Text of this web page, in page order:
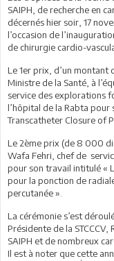
SAIPH, de recherche en
décernés hier soir, 17
l’occasion de
de chirurgie cardio-
Le 1er prix, d’un
Ministre de la Santé, à
service des explorations
l’hôpital de la Rabta
Transcatheter Closure of
Le 2ème prix (de 8 000
Wafa Fehri, chef de
pour son travail intitulé «
pour la ponction de
percutanée ».
La cérémonie s’est
Présidente de la
SAIPH et de nombreux
Il est à noter que cette